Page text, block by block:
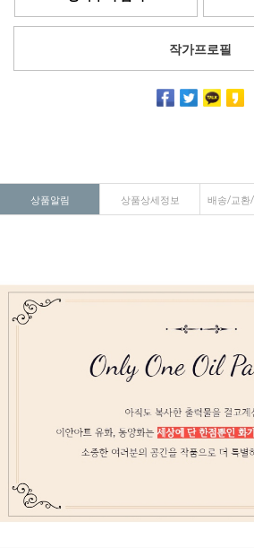
작가프로필
상품알림 상품상세정보 배송/교환